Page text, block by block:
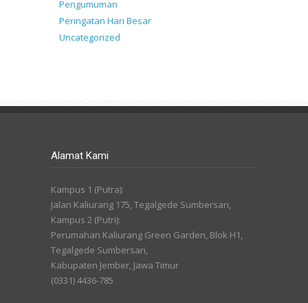
Pengumuman
Peringatan Hari Besar
Uncategorized
Alamat Kami
Kampus 1 (Putra):
Jalan Kaliurang 175, Tegalgede Sumbersari,
Kampus 2 (Putri):
Perumahan Kaliurang Green Garden, Blok H1,
Tegalgede Sumbersari,
Kabupaten Jember, Jawa Timur
(0331) 4436-785